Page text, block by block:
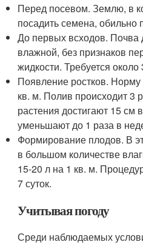
Перед посевом. Землю, в
посадить семена, обильно
До первых всходов. Почва
влажной, без признаков
жидкости. Требуется
Появление ростков.
кв. м. Полив происходит 3
растения достигают 15 см
уменьшают до 1 раза в
Формирование плодов. В
в большом количестве
15-20 л на 1 кв. м.
7 суток.
Учитывая погоду
Среди наблюдаемых